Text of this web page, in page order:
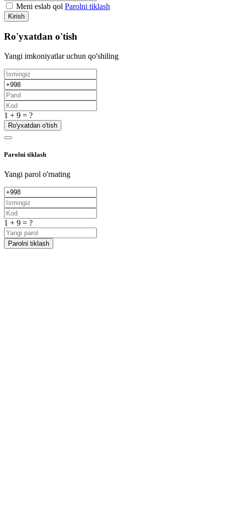
Meni eslab qol Parolni tiklash
Kirish
Ro'yxatdan o'tish
Yangi imkoniyatlar uchun qo'shiling
1 + 9 = ?
Ro'yxatdan o'tish
Parolni tiklash
Yangi parol o'rnating
1 + 9 = ?
Parolni tiklash